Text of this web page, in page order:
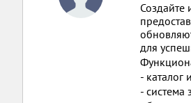
Создайте
для
-
- система